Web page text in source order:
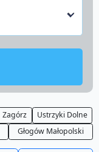
Zagórz
Ustrzyki Dolne
Głogów Małopolski